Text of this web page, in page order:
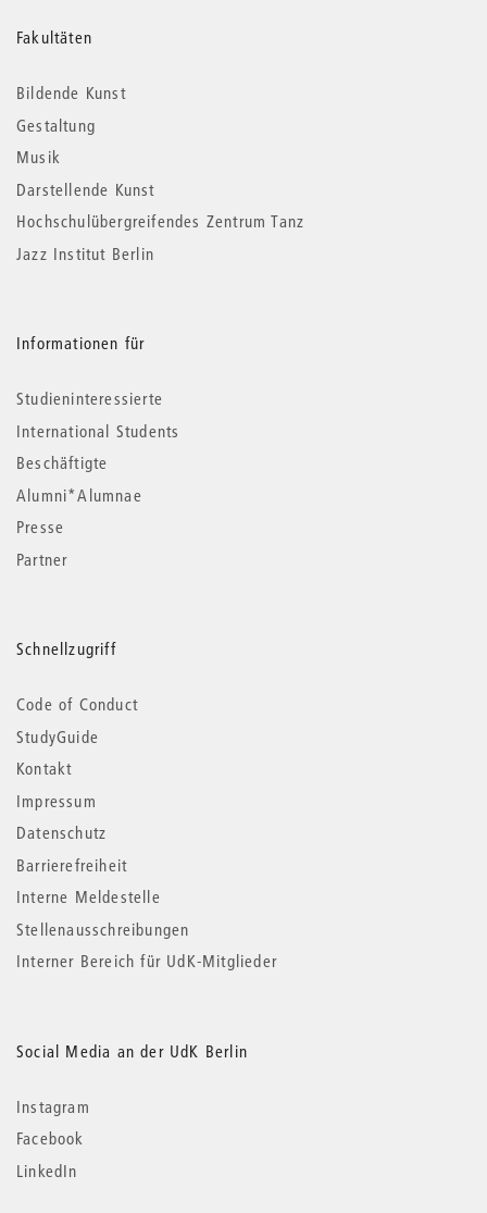
Weitere
Informationen
Fakultäten
Bildende Kunst
Gestaltung
Musik
Darstellende Kunst
Hochschulübergreifendes Zentrum Tanz
Jazz Institut Berlin
Informationen für
Studieninteressierte
International Students
Beschäftigte
Alumni*Alumnae
Presse
Partner
Schnellzugriff
Code of Conduct
StudyGuide
Kontakt
Impressum
Datenschutz
Barrierefreiheit
Interne Meldestelle
Stellenausschreibungen
Interner Bereich für UdK-Mitglieder
Social Media an der UdK Berlin
Instagram
Facebook
LinkedIn